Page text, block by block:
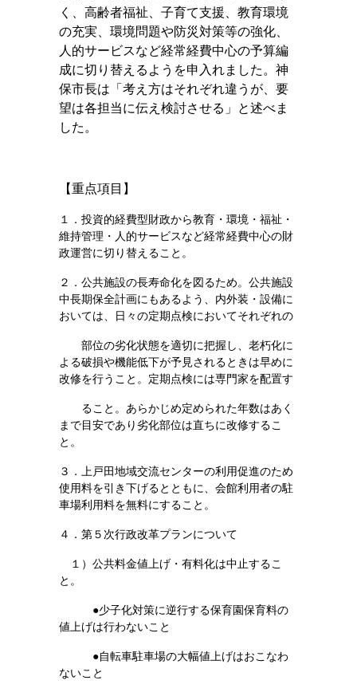
く、高齢者福祉、子育て支援、教育環境
の充実、環境問題や防災対策等の強化、
人的サービスなど経常経費中心の予算編
成に切り替えるようを申入れました。神
保市長は「考え方はそれぞれ違うが、要
望は各担当に伝え検討させる」と述べま
した。
【重点項目】
１．投資的経費型財政から教育・環境・福祉・
維持管理・人的サービスなど経常経費中心の財
政運営に切り替えること。
２．公共施設の長寿命化を図るため。公共施設
中長期保全計画にもあるよう、内外装・設備に
おいては、日々の定期点検においてそれぞれの
部位の劣化状態を適切に把握し、老朽化に
よる破損や機能低下が予見されるときは早めに
改修を行うこと。定期点検には専門家を配置す
ること。あらかじめ定められた年数はあく
まで目安であり劣化部位は直ちに改修するこ
と。
３．上戸田地域交流センターの利用促進のため
使用料を引き下げるとともに、会館利用者の駐
車場利用料を無料にすること。
４．第５次行政改革プランについて
１）公共料金値上げ・有料化は中止するこ
と。
●少子化対策に逆行する保育園保育料の
値上げは行わないこと
●自転車駐車場の大幅値上げはおこなわ
ないこと